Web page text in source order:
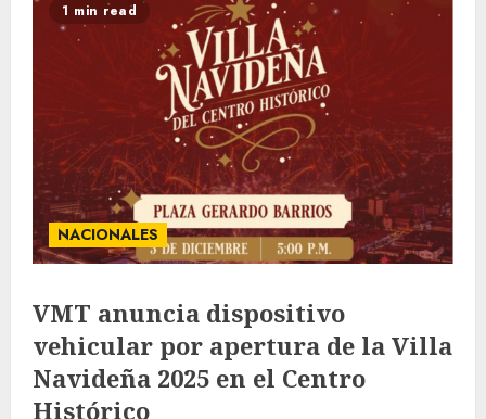
1 min read
NACIONALES
VMT anuncia dispositivo
vehicular por apertura de la Villa
Navideña 2025 en el Centro
Histórico